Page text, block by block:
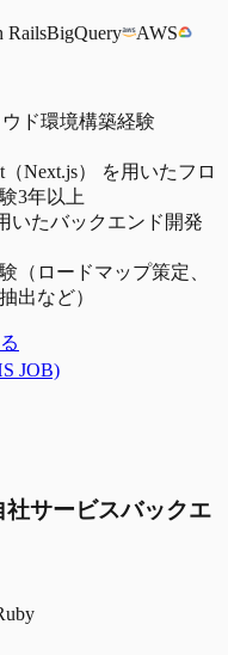
RailsBigQuery
AWS
ド環境構築経験
（Next.js） を用いたフロ
3年以上
いたバックエンド開発
（ロードマップ策定、
出など）
JOB)
サービスバックエ